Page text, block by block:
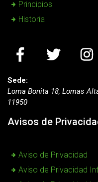
Principios
Historia
Sede:
Loma Bonita 18, Lomas
11950
Avisos de
Aviso de Privacidad
Aviso de Privacidad